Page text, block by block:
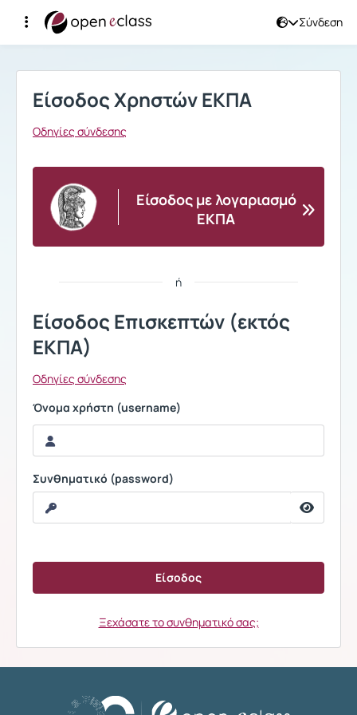
Σύνδεση
Σύνδεση
Είσοδος Χρηστών ΕΚΠΑ
Οδηγίες σύνδεσης
Είσοδος με λογαριασμό
ΕΚΠΑ
ή
Είσοδος Επισκεπτών (εκτός
ΕΚΠΑ)
Οδηγίες σύνδεσης
Όνομα χρήστη (username)
Συνθηματικό (password)
Ξεχάσατε το συνθηματικό σας;